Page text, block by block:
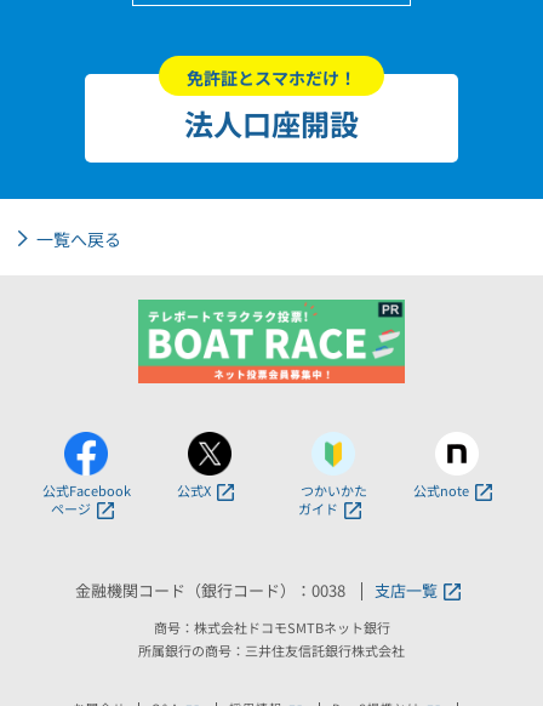
免許証とスマホだけ！
法人口座開設
一覧へ戻る
公式Facebook
ページ
公式X
つかいかた
ガイド
公式note
金融機関コード（銀行コード）：0038 支店一覧
商号：株式会社ドコモSMTBネット銀行
所属銀行の商号：三井住友信託銀行株式会社